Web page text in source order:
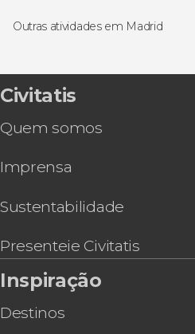
Mercado de San Miguel
Museu Nacional do Prado
Estádio Santiago Bernabéu
Museu Nacional Reina Sofía
Museo Nacional Thyssen-
Excursões de um dia
Cartões turísticos em
Flamenco em Madrid
Free tours por Madrid
Outras atividades em Madrid
Jantar com espetáculo de
restaurante La Castafiore
Pub Crawl. Tour de festa
Football
Ingresso do Museu de
Tour de Las Ventas
Ingresso do Parque de
Civitatis
Quem somos
Imprensa
Sustentabilidade
Presenteie Civitatis
Inspiração
Destinos